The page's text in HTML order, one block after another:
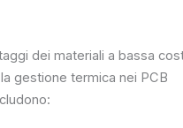
dei materiali a bassa
gestione termica nei PCB